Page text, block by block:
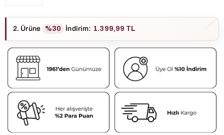
2. Ürüne %30 İndirim: 1.399,99 TL